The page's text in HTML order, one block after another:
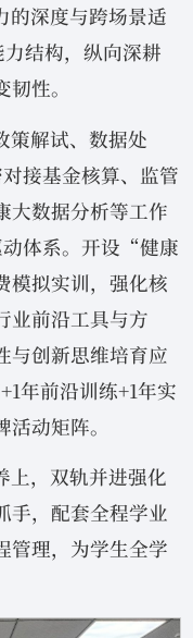
的深度与跨场景适
结构，纵向深耕
性。
策解试、数据处
接基金核算、监管
大数据分析等工作
体系。开设“健康
模拟实训，强化核
业前沿工具与方
与创新思维培育应
年前沿训练+1年实
动矩阵。
上，双轨并进强化
手，配套全程学业
管理，为学生全学